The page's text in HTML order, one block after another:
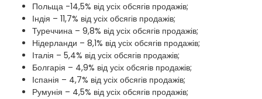
Польща -14,5% від усіх обсягів продажів;
Індія – 11,7% від усіх обсягів продажів;
Туреччина – 9,8% від усіх обсягів продажів;
Нідерланди – 8,1% від усіх обсягів продажів;
Італія – 5,4% від усіх обсягів продажів;
Болгарія – 4,9% від усіх обсягів продажів;
Іспанія – 4,7% від усіх обсягів продажів;
Румунія – 4,5% від усіх обсягів продажів;